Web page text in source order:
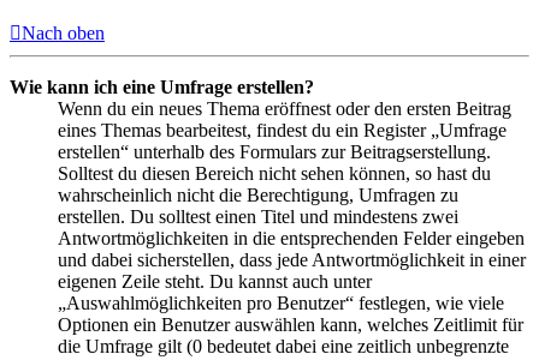
Nach oben
Wie kann ich eine Umfrage erstellen?
Wenn du ein neues Thema eröffnest oder den ersten Beitrag
eines Themas bearbeitest, findest du ein Register „Umfrage
erstellen“ unterhalb des Formulars zur Beitragserstellung.
Solltest du diesen Bereich nicht sehen können, so hast du
wahrscheinlich nicht die Berechtigung, Umfragen zu
erstellen. Du solltest einen Titel und mindestens zwei
Antwortmöglichkeiten in die entsprechenden Felder eingeben
und dabei sicherstellen, dass jede Antwortmöglichkeit in einer
eigenen Zeile steht. Du kannst auch unter
„Auswahlmöglichkeiten pro Benutzer“ festlegen, wie viele
Optionen ein Benutzer auswählen kann, welches Zeitlimit für
die Umfrage gilt (0 bedeutet dabei eine zeitlich unbegrenzte